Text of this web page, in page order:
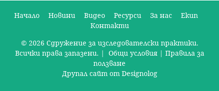
с
Начало Новини Видео Ресурси За нас
Екип
Контакти
© 2026 Сдружение за изследователски практики.
Всички права запазени. | Общи условия| Правила за
ползване
Друпал сайт от Designolog